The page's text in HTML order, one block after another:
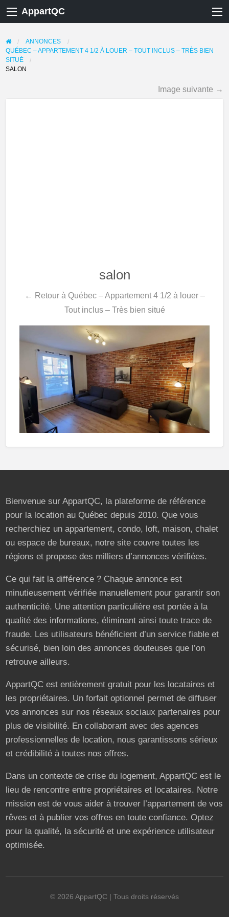
AppartQC
ANNONCES
QUÉBEC – APPARTEMENT 4 1/2 À LOUER – TOUT INCLUS – TRÈS BIEN
SITUÉ
SALON
Image suivante →
salon
← Retour à Québec – Appartement 4 1/2 à louer –
Tout inclus – Très bien situé
Bienvenue sur AppartQC, la plateforme de référence
pour la location au Québec depuis 2010. Que vous
recherchiez un appartement, condo, loft, maison, chalet
ou espace de bureaux, notre site couvre toutes les
régions et propose des milliers d’annonces vérifiées.
Ce qui fait la différence ? Chaque annonce est
minutieusement vérifiée manuellement pour garantir son
authenticité. Une attention particulière est portée à la
qualité des informations, éliminant ainsi toute trace de
fraude. Les utilisateurs bénéficient d’un service fiable et
sécurisé, bien loin des annonces douteuses que l’on
retrouve ailleurs.
AppartQC est entièrement gratuit pour les locataires et
les propriétaires. Un forfait optionnel permet de diffuser
vos annonces sur nos réseaux sociaux partenaires pour
plus de visibilité. En collaborant avec des agences
professionnelles de location, nous garantissons sérieux
et crédibilité à toutes nos offres.
Dans un contexte de crise du logement, AppartQC est le
lieu de rencontre entre propriétaires et locataires. Notre
mission est de vous aider à trouver l’appartement de vos
rêves et à publier vos offres en toute confiance. Optez
pour la qualité, la sécurité et une expérience utilisateur
optimisée.
© 2026 AppartQC | Tous droits réservés